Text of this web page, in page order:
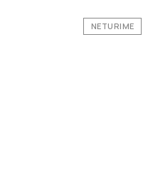
NETURIME